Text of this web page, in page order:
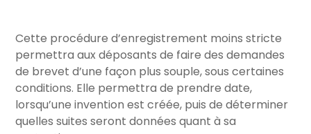
Cette procédure d’enregistrement moins stricte
permettra aux déposants de faire des demandes
de brevet d’une façon plus souple, sous certaines
conditions. Elle permettra de prendre date,
lorsqu’une invention est créée, puis de déterminer
quelles suites seront données quant à sa